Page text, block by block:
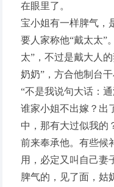
在眼里了。
宝小姐有一样脾气，
要人家称他“戴太太”
太”，不过是戴大人
奶奶”，方合他制台
“不是我说句大话：
谁家小姐不出嫁？出
中，那有大过似我的
前来奉承他。有些候
用，必定又叫自己妻
脾气的，见了面，姑